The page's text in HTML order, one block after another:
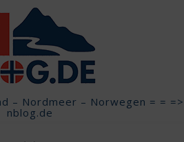
– Nordmeer – Norwegen = = =>
nblog.de